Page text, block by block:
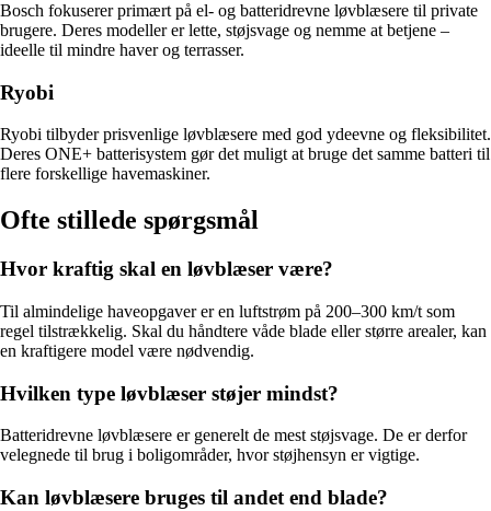
Bosch fokuserer primært på el- og batteridrevne løvblæsere til private
brugere. Deres modeller er lette, støjsvage og nemme at betjene –
ideelle til mindre haver og terrasser.
Ryobi
Ryobi tilbyder prisvenlige løvblæsere med god ydeevne og fleksibilitet.
Deres ONE+ batterisystem gør det muligt at bruge det samme batteri til
flere forskellige havemaskiner.
Ofte stillede spørgsmål
Hvor kraftig skal en løvblæser være?
Til almindelige haveopgaver er en luftstrøm på 200–300 km/t som
regel tilstrækkelig. Skal du håndtere våde blade eller større arealer, kan
en kraftigere model være nødvendig.
Hvilken type løvblæser støjer mindst?
Batteridrevne løvblæsere er generelt de mest støjsvage. De er derfor
velegnede til brug i boligområder, hvor støjhensyn er vigtige.
Kan løvblæsere bruges til andet end blade?